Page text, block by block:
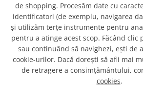
Modul Scheletate pentru
Exocad
10.343,31 RON
în stoc
de shopping. Procesăm date cu
identificatori (de exemplu, navigarea
și utilizăm terțe instrumente pentru
pentru a atinge acest scop. Făcând clic
sau continuând să navighezi, ești de
cookie-urilor. Dacă dorești să afli mai
de retragere a consimțământului,
cookies.